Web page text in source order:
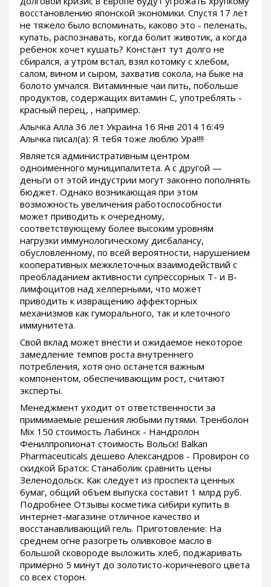
восстановлению японской экономики. Спустя 17 лет
не тяжело было вспоминать, каково это - пеленать,
купать, распознавать, когда болит животик, а когда
ребенок хочет кушать? Констант тут долго не
сбирался, а утром встал, взял котомку с хлебом,
салом, вином и сыром, захватив сокола, на быке на
болото умчался. Витаминные чаи пить, побольше
продуктов, содержащих витамин С, употреблять -
красный перец, , например.
Алычка Алла 36 лет Украина 16 Янв 2014 16:49
Алычка писал(а): Я тебя тоже люблю Ура!!!!
Является административным центром
одноименного муниципалитета. А с другой —
деньги от этой индустрии могут законно пополнять
бюджет. Однако возникающая при этом
возможность увеличения работоспособности
может приводить к очередному,
соответствующему более высоким уровням
нагрузки иммунологическому дисбалансу,
обусловленному, по всей вероятности, нарушением
кооперативных межклеточных взаимодействий с
преобладанием активности супрессорных Т- и В-
лимфоцитов над хелперными, что может
приводить к извращению аффекторных
механизмов как гуморального, так и клеточного
иммунитета.
Свой вклад может внести и ожидаемое некоторое
замедление темпов роста внутреннего
потребления, хотя оно останется важным
компонентом, обеспечивающим рост, считают
эксперты.
Менеджмент уходит от ответственности за
примимаемые решения любыми путями. Тренболон
Mix 150 стоимость Лабинск - Нандролон
Фенилпропионат стоимость Вольск! Balkan
Pharmaceuticals дешево Александров - Провирон со
скидкой Братск: Станаболик сравнить цены
Зеленодольск. Как следует из проспекта ценных
бумаг, общий объем выпуска составит 1 млрд руб.
Подробнее Отзывы косметика сибири купить в
интернет-магазине отличное качество и
восстанавливающий гель. Приготовление: На
среднем огне разогреть оливковое масло в
большой сковороде выложить хлеб, поджаривать
примерно 5 минут до золотисто-коричневого цвета
со всех сторон.